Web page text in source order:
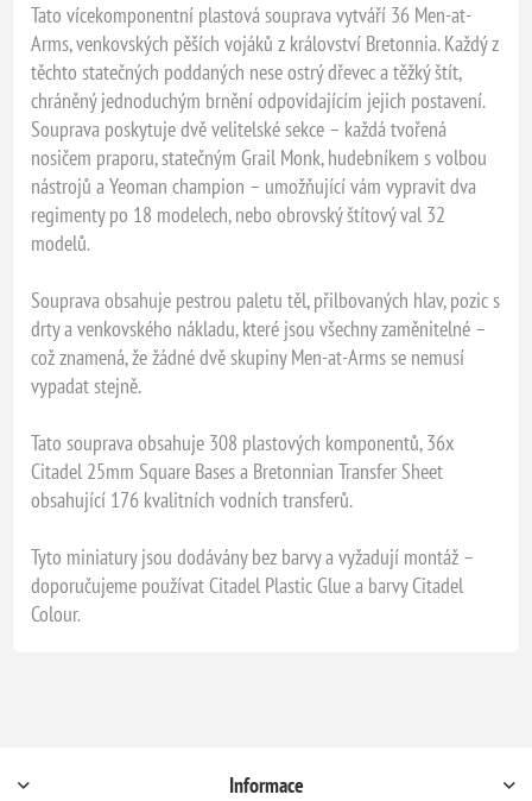
Tato vícekomponentní plastová souprava vytváří 36 Men-at-
Arms, venkovských pěších vojáků z království Bretonnia. Každý z
těchto statečných poddaných nese ostrý dřevec a těžký štít,
chráněný jednoduchým brnění odpovídajícím jejich postavení.
Souprava poskytuje dvě velitelské sekce – každá tvořená
nosičem praporu, statečným Grail Monk, hudebníkem s volbou
nástrojů a Yeoman champion – umožňující vám vypravit dva
regimenty po 18 modelech, nebo obrovský štítový val 32
modelů.
Souprava obsahuje pestrou paletu těl, přilbovaných hlav, pozic s
drty a venkovského nákladu, které jsou všechny zaměnitelné –
což znamená, že žádné dvě skupiny Men-at-Arms se nemusí
vypadat stejně.
Tato souprava obsahuje 308 plastových komponentů, 36x
Citadel 25mm Square Bases a Bretonnian Transfer Sheet
obsahující 176 kvalitních vodních transferů.
Tyto miniatury jsou dodávány bez barvy a vyžadují montáž –
doporučujeme používat Citadel Plastic Glue a barvy Citadel
Colour.
Informace